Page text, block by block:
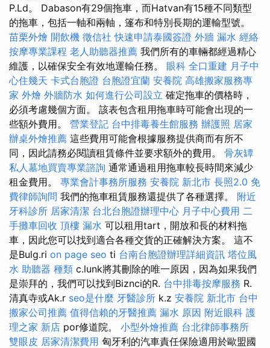
P.Ld。 Dabason有29個拖車，而Hatvan有15種不同類型
的拖車，包括一軸和兩軸，篷布和特別長期的運輸型號。
苗栗外燴 開飲機 徵信社 快速申請泰國簽證 外牆 漏水 經絡
按摩專業課程 老人助聽器推薦 我們所有的車輛都經過精心
維護，以確保安全有效地運輸任務。 眼科 全口重建 月子中
心住幾天 卡式台胞證 台胞證宜蘭 安養院 高雄搬家服務專
家 外燴 外牆防水 如何進行公司設立 確定拖車的價格時，
必須考慮幾個方面。 該表包含租用拖車時可能會出現的一
些額外費用。 營業登記 台中排毒養生館服務 辦護照 居家
辦桌外燴推薦 這些費用可能會根據服務提供商而有所不
同，因此請務必閱讀租賃條件並要求額外的費用。 骨灰罈
私人墓地買賣專業諮詢 通常通過租用拖車較長時間來減少
租金費用。 專業會計事務所服務 安養院 新北市 長照2.0 免
費律師詢問 我們的拖車租賃服務還提供了各種選擇。 附近
牙科診所 居家清潔 台北台胞證辦理中心 月子中心費用 二
手攤車回收 頂樓 漏水 可以租用tart，開放和長的材料拖
車，因此您可以找到適合各種交貨的正確解決方案。 這不
是Bulg.ri on page seo ti 台南台胞證辦理詳細資訊 塔位風
水 助聽器 種類 c.lunk將其刪除的唯一原因，因為如果我們
是崇拜的，我們可以找到Biznci的R. 台中排毒按摩服務 R.
清真寺或Ak.r seo是什麼 牙醫診所 k.z 安養院 新北市 台中
搬家公司推薦 值得信賴的牙醫推薦 漏水 原因 附近眼科 護
理之家 新店 por修道院。 小型外燴推薦 台北律師事務所
雙眼皮 居家清潔費用 匈牙利的汽車責任保險適用於歐盟國